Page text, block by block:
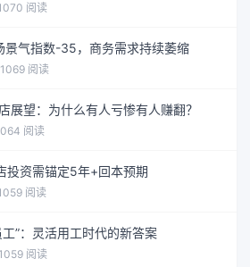
阅读
气指数-35，商务需求持续萎缩
阅读
展望：为什么有人亏惨有人赚翻？
阅读
投资需锚定5年+回本预期
阅读
”：灵活用工时代的新答案
阅读